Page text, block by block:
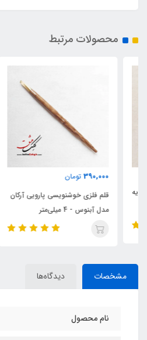
محصولات مرتبط
390,000 تومان
قلم فلزی خوشنویسی پارویی آرکان
مدل آبنوس - 4 میلی‌متر
مشخصات دیدگاه‌ها
نام محصول